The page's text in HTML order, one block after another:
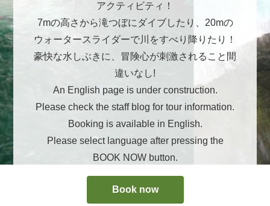
アクティビティ！
7mの高さから滝つぼにダイブしたり、20mの
ウォータースライダーで川をすべり降りたり！
豪快な水しぶきに、冒険心が刺激されること間
違いなし!
An English page is under construction.
Please check the staff blog for tour information.
Booking is available in English.
Please select language after pressing the
BOOK NOW button.
Book now